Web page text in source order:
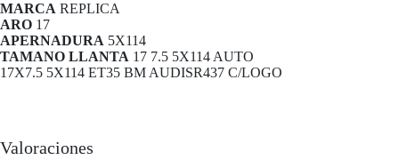
MARCA REPLICA
ARO 17
APERNADURA 5X114
TAMANO LLANTA 17 7.5 5X114 AUTO
17X7.5 5X114 ET35 BM AUDISR437 C/LOGO
Valoraciones